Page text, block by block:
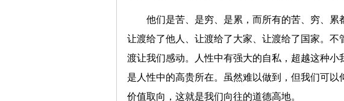
他们是苦、是穷、是累，而所有的苦、穷、
让渡给了他人、让渡给了大家、让渡给了国家。
渡让我们感动。人性中有强大的自私，超越这种
是人性中的高贵所在。虽然难以做到，但我们可
价值取向，这就是我们向往的道德高地。